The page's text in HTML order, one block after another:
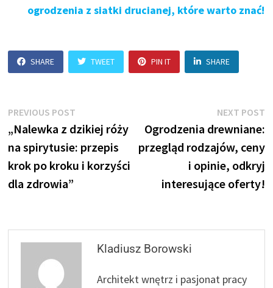
ogrodzenia z siatki drucianej, które warto znać!
SHARE TWEET PIN IT SHARE
Nawigacja
wpisu
PREVIOUS POST
post:
„Nalewka z dzikiej róży
na spirytusie: przepis
krok po kroku i korzyści
dla zdrowia”
NEXT POST
Ogrodzenia drewniane:
przegląd rodzajów, ceny
i opinie, odkryj
interesujące oferty!
Kladiusz Borowski
Architekt wnętrz i pasjonat pracy